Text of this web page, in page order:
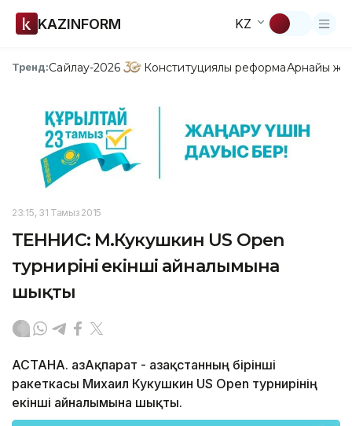
KAZINFORM KZ
Тренд:Сайлау-2026 Конституциялық реформаАрнайы
23:15, 31 Тамыз 2015
ТЕННИС: М.Кукушкин US Open
турнирінің екінші айналымына
шықты
АСТАНА. ҚазАқпарат - Қазақстанның бірінші
ракеткасы Михаил Кукушкин US Open турнирінің
екінші айналымына шықты.